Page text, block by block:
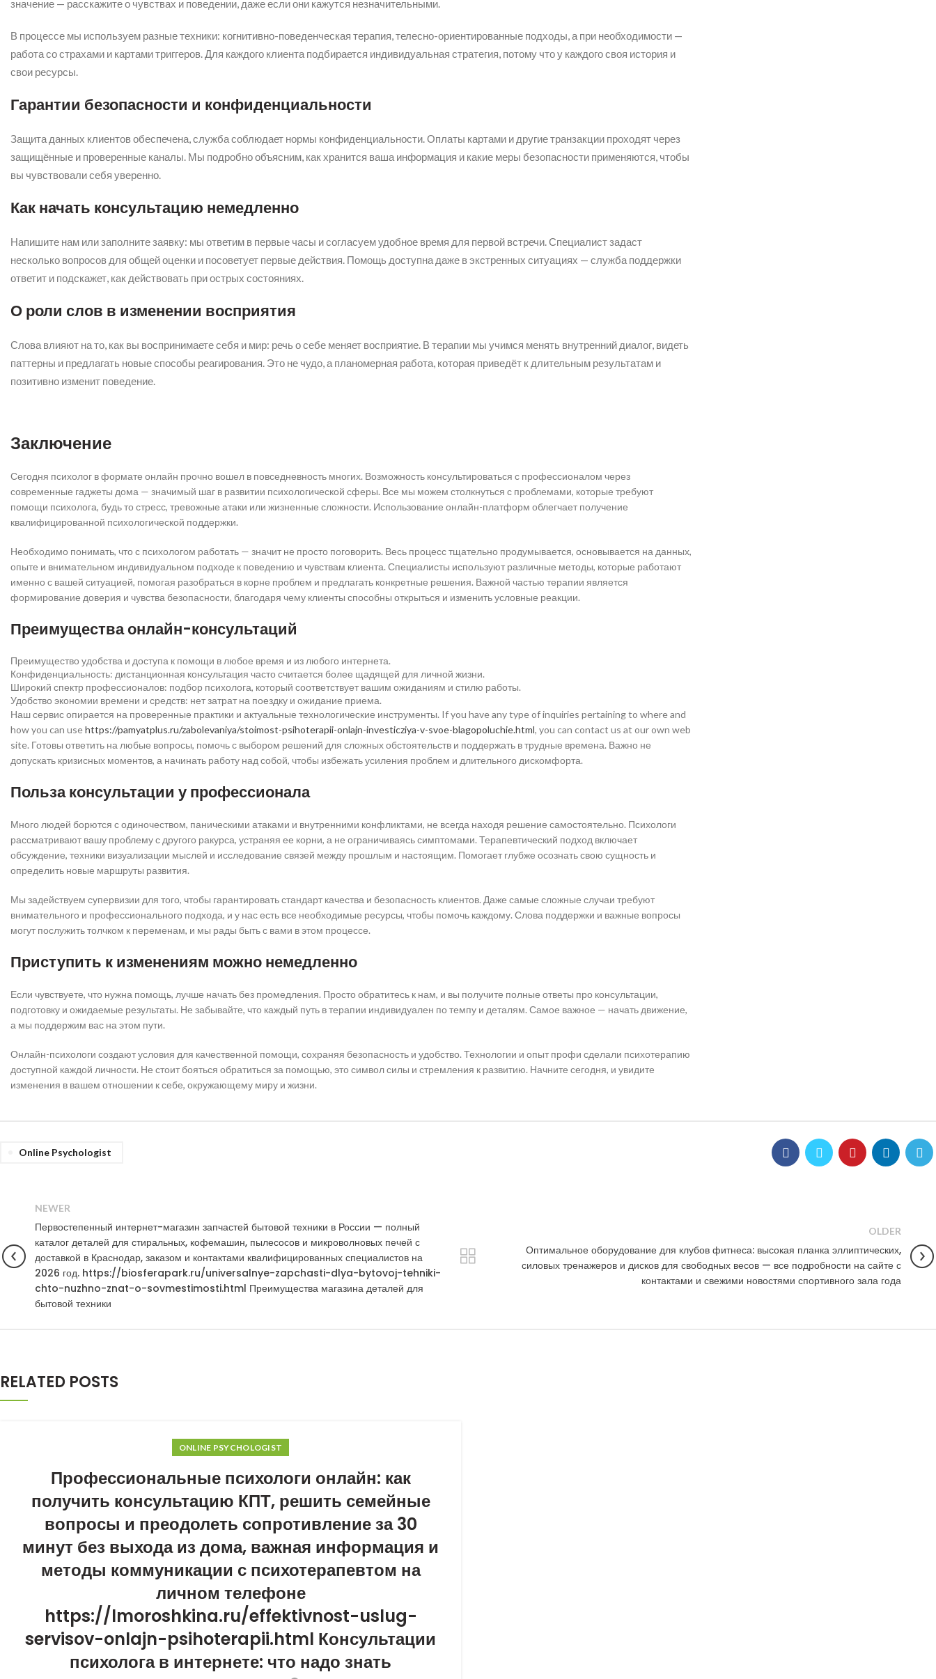
значение — расскажите о чувствах и поведении, даже если они кажутся незначительными.
В процессе мы используем разные техники: когнитивно-поведенческая терапия, телесно-ориентированные подходы, а при необходимости —
работа со страхами и картами триггеров. Для каждого клиента подбирается индивидуальная стратегия, потому что у каждого своя история и
свои ресурсы.
Гарантии безопасности и конфиденциальности
Защита данных клиентов обеспечена, служба соблюдает нормы конфиденциальности. Оплаты картами и другие транзакции проходят через
защищённые и проверенные каналы. Мы подробно объясним, как хранится ваша информация и какие меры безопасности применяются, чтобы
вы чувствовали себя уверенно.
Как начать консультацию немедленно
Напишите нам или заполните заявку: мы ответим в первые часы и согласуем удобное время для первой встречи. Специалист задаст
несколько вопросов для общей оценки и посоветует первые действия. Помощь доступна даже в экстренных ситуациях — служба поддержки
ответит и подскажет, как действовать при острых состояниях.
О роли слов в изменении восприятия
Слова влияют на то, как вы воспринимаете себя и мир: речь о себе меняет восприятие. В терапии мы учимся менять внутренний диалог, видеть
паттерны и предлагать новые способы реагирования. Это не чудо, а планомерная работа, которая приведёт к длительным результатам и
позитивно изменит поведение.
Заключение
Сегодня психолог в формате онлайн прочно вошел в повседневность многих. Возможность консультироваться с профессионалом через
современные гаджеты дома — значимый шаг в развитии психологической сферы. Все мы можем столкнуться с проблемами, которые требуют
помощи психолога, будь то стресс, тревожные атаки или жизненные сложности. Использование онлайн-платформ облегчает получение
квалифицированной психологической поддержки.
Необходимо понимать, что с психологом работать — значит не просто поговорить. Весь процесс тщательно продумывается, основывается на данных,
опыте и внимательном индивидуальном подходе к поведению и чувствам клиента. Специалисты используют различные методы, которые работают
именно с вашей ситуацией, помогая разобраться в корне проблем и предлагать конкретные решения. Важной частью терапии является
формирование доверия и чувства безопасности, благодаря чему клиенты способны открыться и изменить условные реакции.
Преимущества онлайн-консультаций
Преимущество удобства и доступа к помощи в любое время и из любого интернета.
Конфиденциальность: дистанционная консультация часто считается более щадящей для личной жизни.
Широкий спектр профессионалов: подбор психолога, который соответствует вашим ожиданиям и стилю работы.
Удобство экономии времени и средств: нет затрат на поездку и ожидание приема.
Наш сервис опирается на проверенные практики и актуальные технологические инструменты. If you have any type of inquiries pertaining to where and
how you can usehttps://pamyatplus.ru/zabolevaniya/stoimost-psihoterapii-onlajn-investicziya-v-svoe-blagopoluchie.html, you can contact us at our own web
site. Готовы ответить на любые вопросы, помочь с выбором решений для сложных обстоятельств и поддержать в трудные времена. Важно не
допускать кризисных моментов, а начинать работу над собой, чтобы избежать усиления проблем и длительного дискомфорта.
Польза консультации у профессионала
Много людей борются с одиночеством, паническими атаками и внутренними конфликтами, не всегда находя решение самостоятельно. Психологи
рассматривают вашу проблему с другого ракурса, устраняя ее корни, а не ограничиваясь симптомами. Терапевтический подход включает
обсуждение, техники визуализации мыслей и исследование связей между прошлым и настоящим. Помогает глубже осознать свою сущность и
определить новые маршруты развития.
Мы задействуем супервизии для того, чтобы гарантировать стандарт качества и безопасность клиентов. Даже самые сложные случаи требуют
внимательного и профессионального подхода, и у нас есть все необходимые ресурсы, чтобы помочь каждому. Слова поддержки и важные вопросы
могут послужить толчком к переменам, и мы рады быть с вами в этом процессе.
Приступить к изменениям можно немедленно
Если чувствуете, что нужна помощь, лучше начать без промедления. Просто обратитесь к нам, и вы получите полные ответы про консультации,
подготовку и ожидаемые результаты. Не забывайте, что каждый путь в терапии индивидуален по темпу и деталям. Самое важное — начать движение,
а мы поддержим вас на этом пути.
Онлайн-психологи создают условия для качественной помощи, сохраняя безопасность и удобство. Технологии и опыт профи сделали психотерапию
доступной каждой личности. Не стоит бояться обратиться за помощью, это символ силы и стремления к развитию. Начните сегодня, и увидите
изменения в вашем отношении к себе, окружающему миру и жизни.
Online Psychologist
NEWER
Первостепенный интернет-магазин запчастей бытовой техники в России — полный
каталог деталей для стиральных, кофемашин, пылесосов и микроволновых печей с
доставкой в Краснодар, заказом и контактами квалифицированных специалистов на
2026 год. https://biosferapark.ru/universalnye-zapchasti-dlya-bytovoj-tehniki-
chto-nuzhno-znat-o-sovmestimosti.html Преимущества магазина деталей для
бытовой техники
OLDER
Оптимальное оборудование для клубов фитнеса: высокая планка эллиптических,
силовых тренажеров и дисков для свободных весов — все подробности на сайте с
контактами и свежими новостями спортивного зала года
RELATED POSTS
ONLINE PSYCHOLOGIST
Профессиональные психологи онлайн: как
получить консультацию КПТ, решить семейные
вопросы и преодолеть сопротивление за 30
минут без выхода из дома, важная информация и
методы коммуникации с психотерапевтом на
личном телефоне
https://lmoroshkina.ru/effektivnost-uslug-
servisov-onlajn-psihoterapii.html Консультации
психолога в интернете: что надо знать